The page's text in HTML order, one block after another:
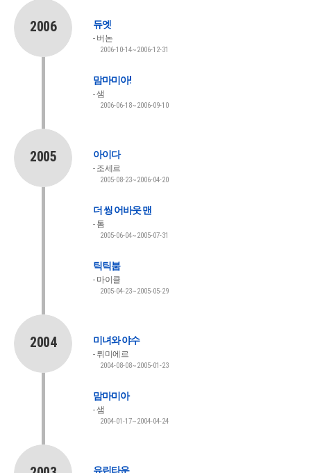
2006 듀엣
버논
2006-10-14~2006-12-31
맘마미아!
샘
2006-06-18~2006-09-10
2005 아이다
조세르
2005-08-23~2006-04-20
더 씽 어바웃 맨
톰
2005-06-04~2005-07-31
틱틱붐
마이클
2005-04-23~2005-05-29
2004 미녀와 야수
뤼미에르
2004-08-08~2005-01-23
맘마미아
샘
2004-01-17~2004-04-24
유린타운